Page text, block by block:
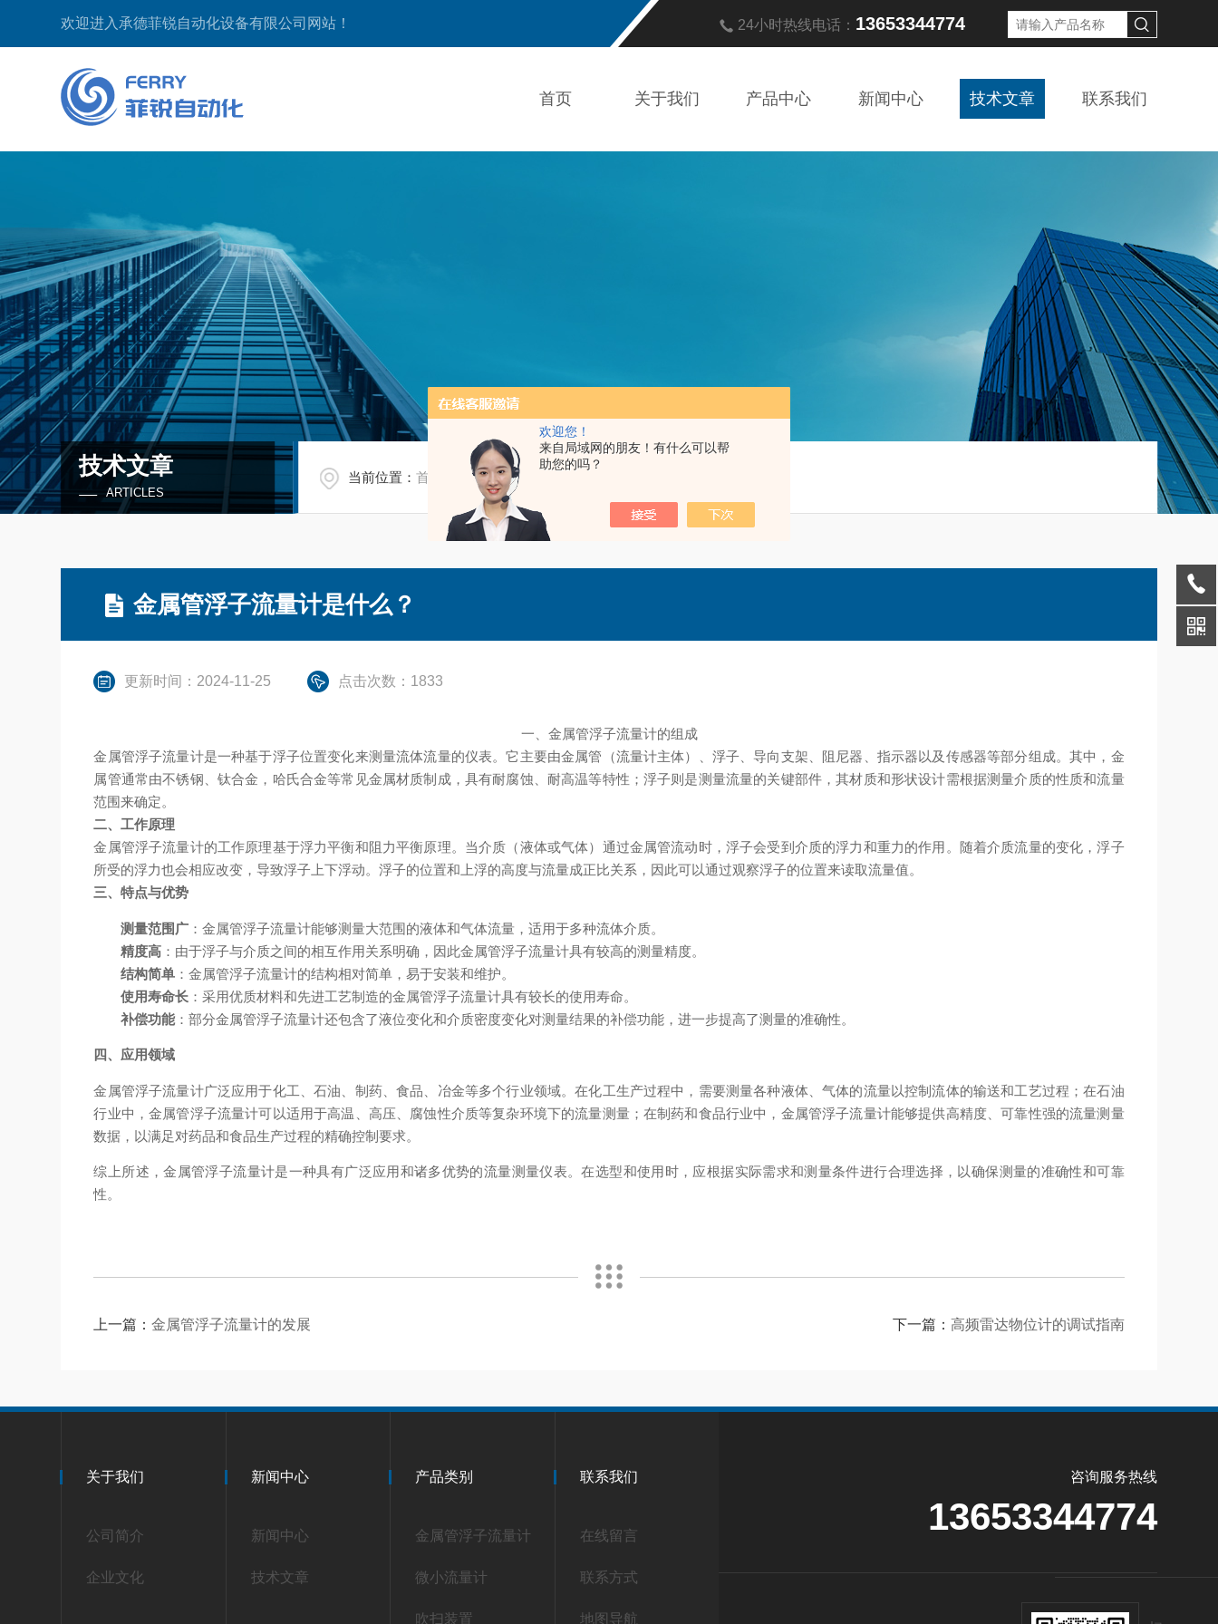
欢迎您！
来自局域网的朋友！有什么可以帮
助您的吗？
欢迎进入承德菲锐自动化设备有限公司网站！ 24小时热线电话： 13653344774
首页 关于我们 产品中心 新闻中心 技术文章 联系我们
技术文章
ARTICLES
当前位置：首页 技术文章/ 金属管浮子流量计是什么？
金属管浮子流量计是什么？
更新时间：2024-11-25 点击次数：1833
一、金属管浮子流量计的组成
金属管浮子流量计是一种基于浮子位置变化来测量流体流量的仪表。它主要由金属管（流量计主体）、浮子、导向支架、阻尼器、指示器以及传感器等部分组成。其中，金
属管通常由不锈钢、钛合金，哈氏合金等常见金属材质制成，具有耐腐蚀、耐高温等特性；浮子则是测量流量的关键部件，其材质和形状设计需根据测量介质的性质和流量
范围来确定。
二、工作原理
金属管浮子流量计的工作原理基于浮力平衡和阻力平衡原理。当介质（液体或气体）通过金属管流动时，浮子会受到介质的浮力和重力的作用。随着介质流量的变化，浮子
所受的浮力也会相应改变，导致浮子上下浮动。浮子的位置和上浮的高度与流量成正比关系，因此可以通过观察浮子的位置来读取流量值。
三、特点与优势
测量范围广 ：金属管浮子流量计能够测量大范围的液体和气体流量，适用于多种流体介质。
精度高 ：由于浮子与介质之间的相互作用关系明确，因此金属管浮子流量计具有较高的测量精度。
结构简单 ：金属管浮子流量计的结构相对简单，易于安装和维护。
使用寿命长 ：采用优质材料和先进工艺制造的金属管浮子流量计具有较长的使用寿命。
补偿功能 ：部分金属管浮子流量计还包含了液位变化和介质密度变化对测量结果的补偿功能，进一步提高了测量的准确性。
四、应用领域
金属管浮子流量计广泛应用于化工、石油、制药、食品、冶金等多个行业领域。在化工生产过程中，需要测量各种液体、气体的流量以控制流体的输送和工艺过程；在石油
行业中，金属管浮子流量计可以适用于高温、高压、腐蚀性介质等复杂环境下的流量测量；在制药和食品行业中，金属管浮子流量计能够提供高精度、可靠性强的流量测量
数据，以满足对药品和食品生产过程的精确控制要求。
综上所述，金属管浮子流量计是一种具有广泛应用和诸多优势的流量测量仪表。在选型和使用时，应根据实际需求和测量条件进行合理选择，以确保测量的准确性和可靠
性。
上一篇：金属管浮子流量计的发展 下一篇： 高频雷达物位计的调试指南
关于我们
公司简介
企业文化
新闻中心
新闻中心
技术文章
产品类别
金属管浮子流量计
微小流量计
吹扫装置
联系我们
在线留言
联系方式
地图导航
咨询服务热线
13653344774